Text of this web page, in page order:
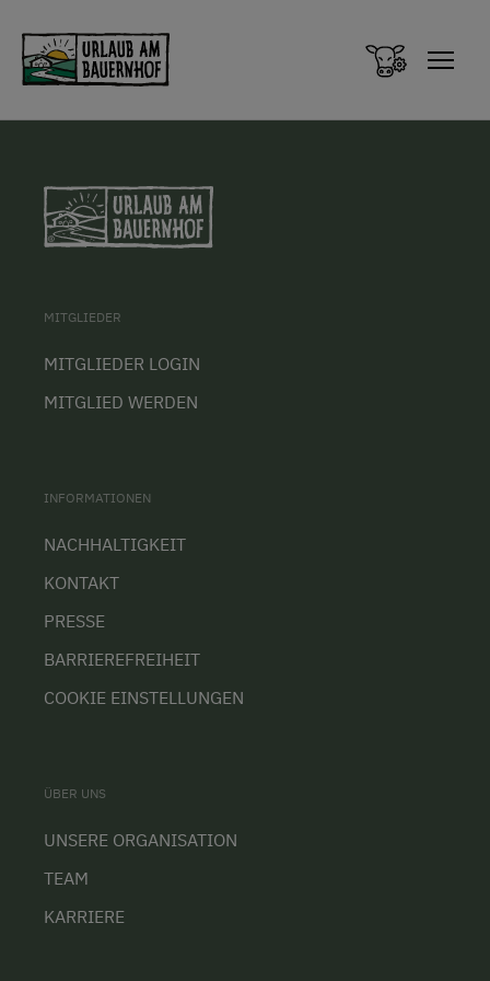
MITGLIEDER
MITGLIEDER LOGIN
MITGLIED WERDEN
INFORMATIONEN
NACHHALTIGKEIT
KONTAKT
PRESSE
BARRIEREFREIHEIT
COOKIE EINSTELLUNGEN
ÜBER UNS
UNSERE ORGANISATION
TEAM
KARRIERE